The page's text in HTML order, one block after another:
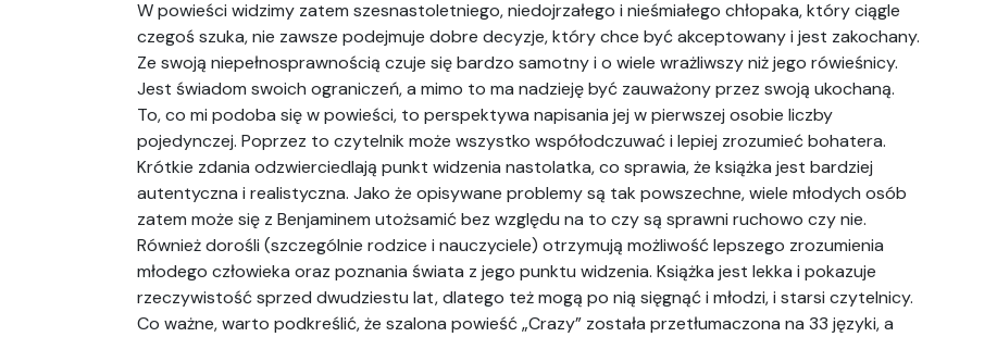
W powieści widzimy zatem szesnastoletniego, niedojrzałego i nieśmiałego chłopaka, który ciągle
czegoś szuka, nie zawsze podejmuje dobre decyzje, który chce być akceptowany i jest zakochany.
Ze swoją niepełnosprawnością czuje się bardzo samotny i o wiele wrażliwszy niż jego rówieśnicy.
Jest świadom swoich ograniczeń, a mimo to ma nadzieję być zauważony przez swoją ukochaną.
To, co mi podoba się w powieści, to perspektywa napisania jej w pierwszej osobie liczby
pojedynczej. Poprzez to czytelnik może wszystko współodczuwać i lepiej zrozumieć bohatera.
Krótkie zdania odzwierciedlają punkt widzenia nastolatka, co sprawia, że książka jest bardziej
autentyczna i realistyczna. Jako że opisywane problemy są tak powszechne, wiele młodych osób
zatem może się z Benjaminem utożsamić bez względu na to czy są sprawni ruchowo czy nie.
Również dorośli (szczególnie rodzice i nauczyciele) otrzymują możliwość lepszego zrozumienia
młodego człowieka oraz poznania świata z jego punktu widzenia. Książka jest lekka i pokazuje
rzeczywistość sprzed dwudziestu lat, dlatego też mogą po nią sięgnąć i młodzi, i starsi czytelnicy.
Co ważne, warto podkreślić, że szalona powieść „Crazy” została przetłumaczona na 33 języki, a